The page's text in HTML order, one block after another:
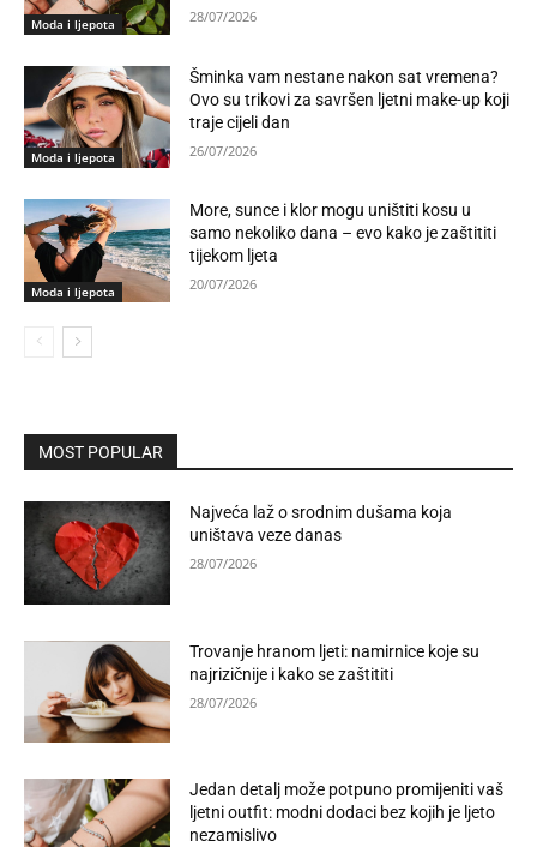
Moda i ljepota 28/07/2026
Moda i ljepota
Šminka vam nestane nakon sat vremena?
Ovo su trikovi za savršen ljetni make-up koji
traje cijeli dan
26/07/2026
Moda i ljepota
More, sunce i klor mogu uništiti kosu u
samo nekoliko dana – evo kako je zaštititi
tijekom ljeta
20/07/2026
MOST POPULAR
Najveća laž o srodnim dušama koja
uništava veze danas
28/07/2026
Trovanje hranom ljeti: namirnice koje su
najrizičnije i kako se zaštititi
28/07/2026
Jedan detalj može potpuno promijeniti vaš
ljetni outfit: modni dodaci bez kojih je ljeto
nezamislivo